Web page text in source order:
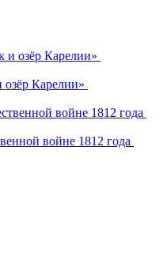
озёр Карелии»
войне 1812 года